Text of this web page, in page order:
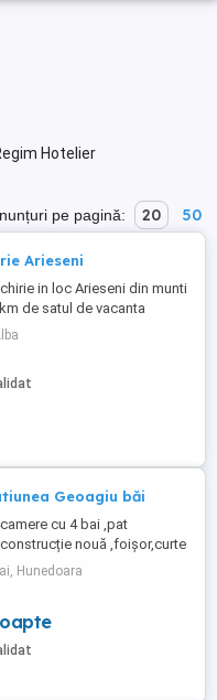
Hotelier
pe pagină: 20 50
Arieseni
in loc Arieseni din munti
de satul de vacanta
familie sau oameni
utilitatile la dispozitie
linistita si frumoasa cu
Cu grajd, cotet pentru porci
Geoagiu băi
cu 4 bai ,pat
nouă ,foișor,curte
cu baie ,separat de
Hunedoara